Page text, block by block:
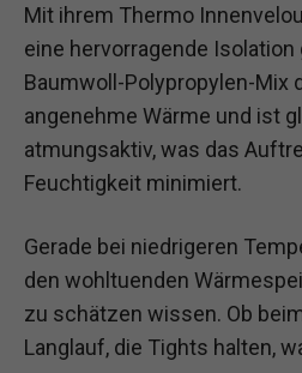
Mit ihrem Thermo
eine hervorragende Isolation
Baumwoll-Polypropylen-Mix
angenehme Wärme und ist
atmungsaktiv, was das
Feuchtigkeit minimiert.
Gerade bei niedrigeren
den wohltuenden
zu schätzen wissen. Ob
Langlauf, die Tights halten,